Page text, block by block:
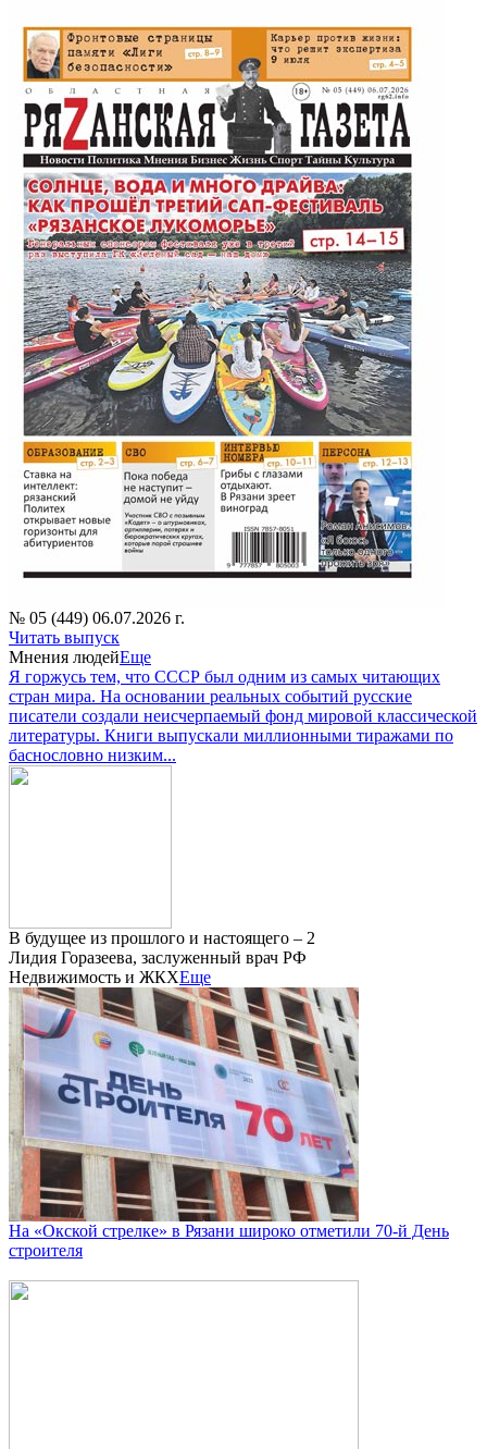
№ 05 (449) 06.07.2026 г.
Читать выпуск
Мнения людейЕще
Я горжусь тем, что СССР был одним из самых читающих
стран мира. На основании реальных событий русские
писатели создали неисчерпаемый фонд мировой классической
литературы. Книги выпускали миллионными тиражами по
баснословно низким...
В будущее из прошлого и настоящего – 2
Лидия Горазеева, заслуженный врач РФ
Недвижимость и ЖКХЕще
На «Окской стрелке» в Рязани широко отметили 70-й День
строителя